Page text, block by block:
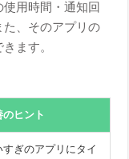
用時間・通知回
、そのアプリの
ます。
のヒント
すぎのアプリにタイ